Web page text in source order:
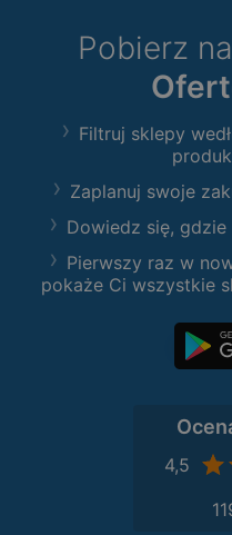
Pobierz
Filtruj sklepy
Zaplanuj swoje
Dowiedz się,
Pierwszy raz w
pokaże Ci wszystkie
4,5